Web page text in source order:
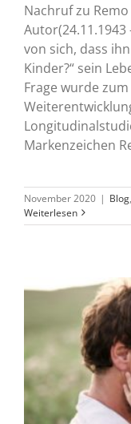
Nachruf zu
Autor(24.11.1943
von sich, dass
Kinder?“ sein
Frage wurde
Markenzeichen
November 2020 | Blog,
Weiterlesen